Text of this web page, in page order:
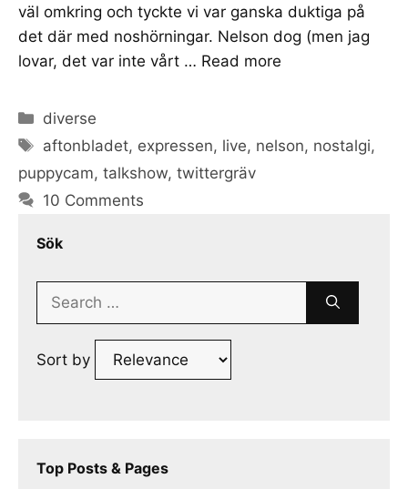
väl omkring och tyckte vi var ganska duktiga på
det där med noshörningar. Nelson dog (men jag
lovar, det var inte vårt … Read more
Categories
diverse
Tags
aftonbladet, expressen, live, nelson, nostalgi,
puppycam, talkshow, twittergräv
10 Comments
Sök
Search
Sort by
Top Posts & Pages